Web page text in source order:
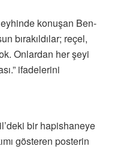
konuşan Ben-
bırakıldılar; reçel,
Onlardan her şeyi
ifadelerini
bir hapishaneye
gösteren posterin